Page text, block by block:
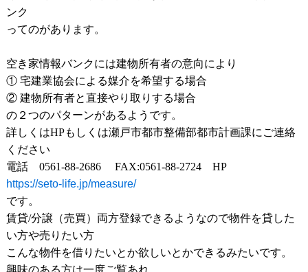
ンク
ってのがあります。
空き家情報バンクには建物所有者の意向により
① 宅建業協会による媒介を希望する場合
② 建物所有者と直接やり取りする場合
の２つのパターンがあるようです。
詳しくはHPもしくは瀬戸市都市整備部都市計画課にご連絡
ください
電話 0561-88-2686
FAX:0561-88-2724 HP
https://seto-life.jp/measure/
です。
賃貸/分譲（売買）両方登録できるようなので物件を貸した
い方や売りたい方
こんな物件を借りたいとか欲しいとかできるみたいです。
興味のある方は一度ご覧あれ。